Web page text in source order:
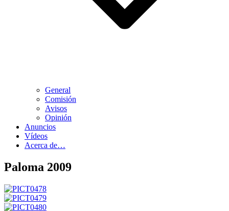
General
Comisión
Avisos
Opinión
Anuncios
Vídeos
Acerca de…
Paloma 2009